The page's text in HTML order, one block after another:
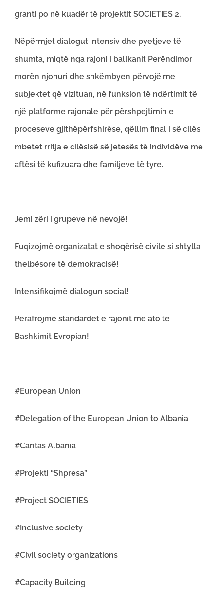
granti po në kuadër të projektit SOCIETIES 2.
Nëpërmjet dialogut intensiv dhe pyetjeve të
shumta, miqtë nga rajoni i ballkanit Perëndimor
morën njohuri dhe shkëmbyen përvojë me
subjektet që vizituan, në funksion të ndërtimit të
një platforme rajonale për përshpejtimin e
proceseve gjithëpërfshirëse, qëllim final i së cilës
mbetet rritja e cilësisë së jetesës të individëve me
aftësi të kufizuara dhe familjeve të tyre.
Jemi zëri i grupeve në nevojë!
Fuqizojmë organizatat e shoqërisë civile si shtylla
thelbësore të demokracisë!
Intensifikojmë dialogun social!
Përafrojmë standardet e rajonit me ato të
Bashkimit Evropian!
#European Union
#Delegation of the European Union to Albania
#Caritas Albania
#Projekti “Shpresa”
#Project SOCIETIES
#Inclusive society
#Civil society organizations
#Capacity Building